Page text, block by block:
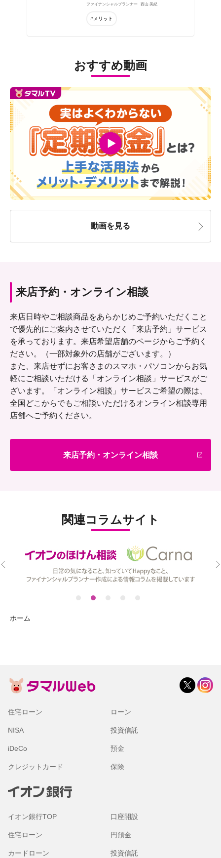
ファイナンシャルプランナー 西山 美紀
#メリット
おすすめ動画
動画を見る
来店予約・オンライン相談
来店日時やご相談商品をあらかじめご予約いただくこと
で優先的にご案内させていただく「来店予約」サービス
を承っております。来店希望店舗のページからご予約く
ださい。（一部対象外の店舗がございます。）
また、来店せずにお客さまのスマホ・パソコンからお気
軽にご相談いただける「オンライン相談」サービスがご
ざいます。「オンライン相談」サービスご希望の際は、
全国どこからでもご相談いただけるオンライン相談専用
店舗へご予約ください。
来店予約・オンライン相談
関連コラムサイト
ホーム
住宅ローン ローン
NISA 投資信託
iDeCo 預金
クレジットカード 保険
イオン銀行TOP 口座開設
住宅ローン 円預金
カードローン 投資信託